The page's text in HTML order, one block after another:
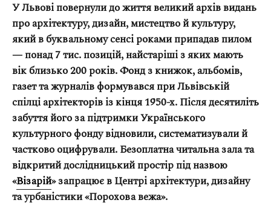
АГЕНЦІЯ
Про агенцію
Кейси
МАГАЗИН
Каталог
Оплата та доставка
Повернення та обмін
Публічна оферта
Про магазин
У Львові повернули до життя великий архів видань
про архітектуру, дизайн, мистецтво й культуру,
який в буквальному сенсі роками припадав пилом
— понад 7 тис. позицій, найстаріші з яких мають
вік близько 200 років. Фонд з книжок, альбомів,
газет та журналів формувався при Львівській
спілці архітекторів із кінця 1950-х. Після десятиліть
забуття його за підтримки Українського
культурного фонду відновили, систематизували й
частково оцифрували. Безоплатна читальна зала та
відкритий дослідницький простір під назвою
«Візарій» запрацює в Центрі архітектури, дизайну
та урбаністики «Порохова вежа».